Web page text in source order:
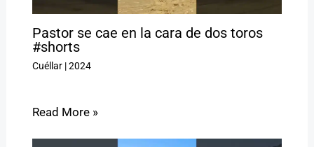
Pastor se cae en la cara de dos toros
#shorts
Cuéllar|2024
Read More »